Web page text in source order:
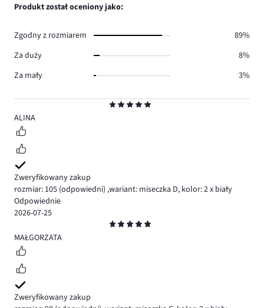
5
ALINA
Zweryfikowany zakup
rozmiar: 105 (odpowiedni) ,wariant: miseczka D, kolor: 2 x biały
Odpowiednie
2026-07-25
5
MAŁGORZATA
Zweryfikowany zakup
Produkt został oceniony jako:
Zgodny z rozmiarem
89%
Za duży
8%
Za mały
3%